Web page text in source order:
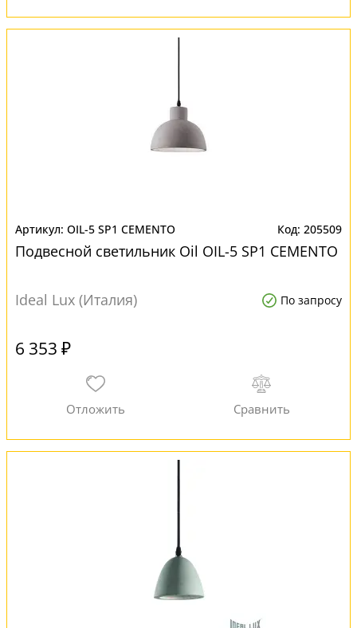
OIL-5 SP1 CEMENTO 205509
Подвесной светильник Oil OIL-5 SP1 CEMENTO
Ideal Lux (Италия) По запросу
6 353 ₽